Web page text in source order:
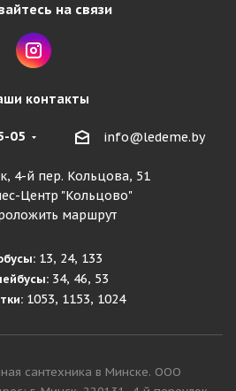
на связи
контакты
05 info@ledeme.by
4-й пер. Кольцова, 51
Центр "Кольцово"
маршрут
13, 24, 133
34, 46, 53
1053, 1153, 1024
сантехника в Минске. ООО